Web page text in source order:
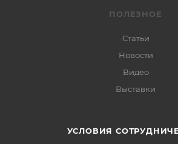
ПОЛЕЗНОЕ
Статьи
Новости
Видео
Выставки
УСЛОВИЯ